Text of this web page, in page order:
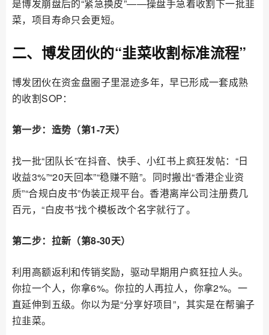
是博发崩盘后的“紧急换皮”——操盘手急着收割下一批韭
菜，项目寿命只会更短。
二、博发团伙的“韭菜收割标准流程”
博发团伙在资金盘圈子里混迹多年，早已形成一套成熟
的收割SOP：
第一步：造势（第1-7天）
找一批“团队长”在抖音、快手、小红书上疯狂发帖：“日
收益3%”“20天回本”“稳赚不赔”。同时搬出“香港企业资
质”“合规白皮书”伪装正规平台。香港离岸公司注册费几
百元，“白皮书”找个模板改个名字就行了。
第二步：拉新（第8-30天）
利用高额返利和传销奖励，驱动早期用户疯狂拉人头。
你拉一个人，你拿6%。你拉的人再拉人，你拿2%。一
直延伸到五级。你以为是“分享好项目”，其实是在帮骗子
拉韭菜。